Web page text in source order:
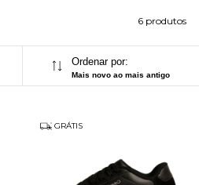
6 produtos
Ordenar por:
Mais novo ao mais antigo
GRÁTIS